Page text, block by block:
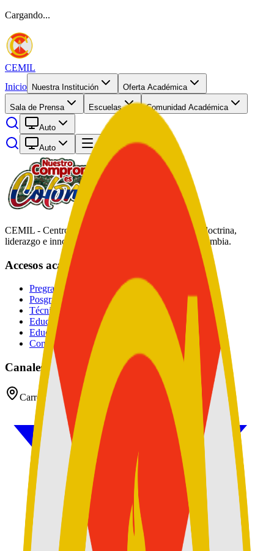
Cargando...
CEMIL
Inicio
Nuestra Institución Oferta Académica
Sala de Prensa Escuelas Comunidad Académica
Auto
Auto Abrir menú
CEMIL - Centro de Educación Militar. Formación, doctrina,
liderazgo e innovación académica al servicio de Colombia.
Accesos académicos
Pregrados
Posgrados
Técnico
Educación Continuada
Educación Militar
Convocatoria de Docentes
Canales oficiales
Carrera 54 No 26 - 25 CAN, Bogotá D.C, Colombia